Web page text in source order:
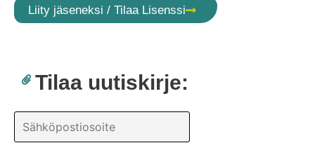
Liity jäseneksi / Tilaa Lisenssi
Tilaa uutiskirje: